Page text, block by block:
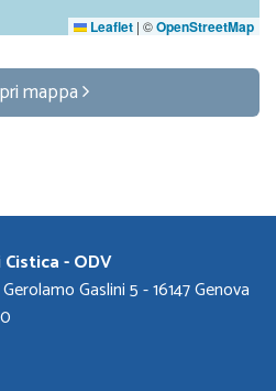
Leaflet | ©OpenStreetMap
mappa
- ODV
Gaslini 5 - 16147 Genova